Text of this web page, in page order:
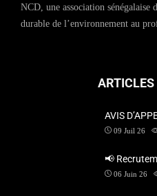
NCD, une association
durable de l’environnement au
AVIS
09 Juil 26
📢
06 Juin 26